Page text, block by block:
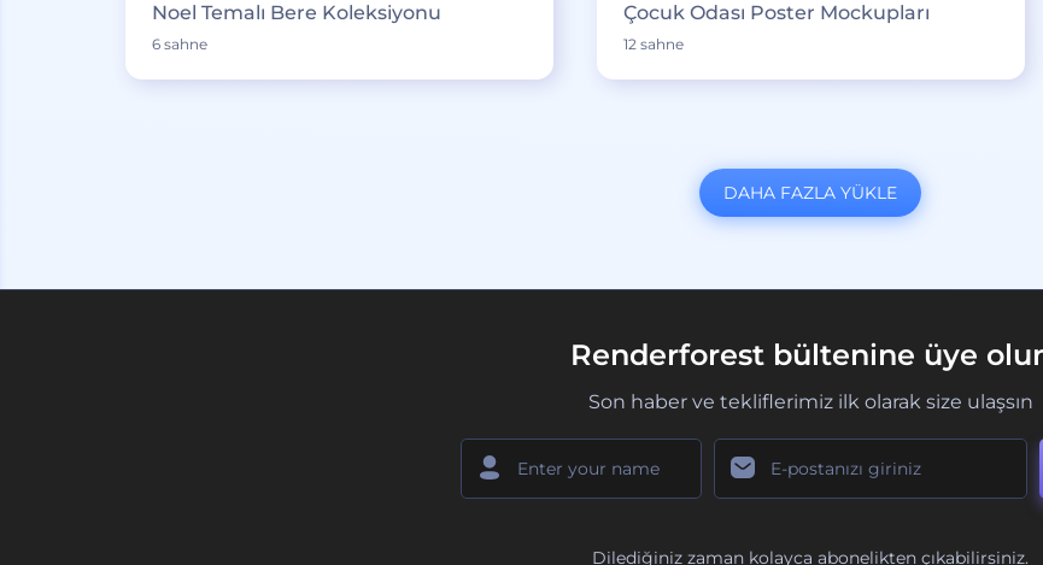
Noel Temalı Bere Koleksiyonu
6 sahne
Çocuk Odası Poster Mockupları
12 sahne
DAHA FAZLA YÜKLE
Renderforest bültenine üye
Son haber ve tekliflerimiz ilk olarak size ulaşsın
Dilediğiniz zaman kolayca abonelikten çıkabilirsiniz.